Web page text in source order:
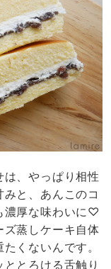
、やっぱり相性
と、あんこのコ
濃厚な味わいに♡
蒸しケーキ自体
くないんです。
とろける舌触り